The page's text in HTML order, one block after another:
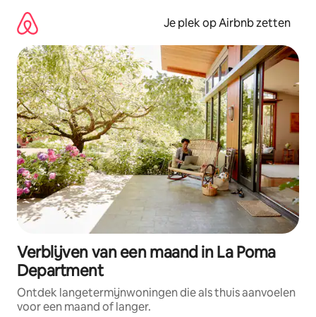
direct
naar
inhoud
Je plek op Airbnb zetten
Verblijven van een maand in La Poma
Department
Ontdek langetermijnwoningen die als thuis aanvoelen
voor een maand of langer.